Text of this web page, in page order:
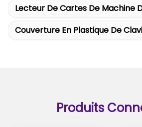
Lecteur De Cartes De Machine
Couverture En Plastique De
Produits